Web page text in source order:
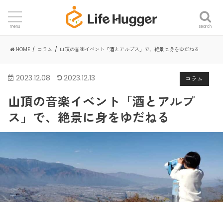
search
menu
HOME コラム 山頂の音楽イベント「酒とアルプス」で、絶景に身をゆだねる
コラム
2023.12.08 2023.12.13
山頂の音楽イベント「酒とアルプ
ス」で、絶景に身をゆだねる